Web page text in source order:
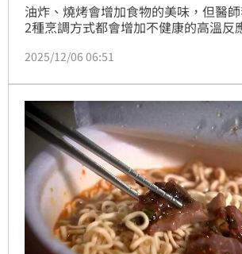
油炸、燒烤會增加食物的美味，但醫
2種烹調方式都會增加不健康的高溫反
毒，他表示，他認為「高溫油炸搭配重
丙烯醯胺，對身體的傷害會更全面且
2025/12/06 06:51